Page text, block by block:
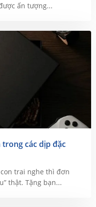
ấn tượng...
các dịp đặc
trai nghe thì đơn
thật. Tặng bạn...